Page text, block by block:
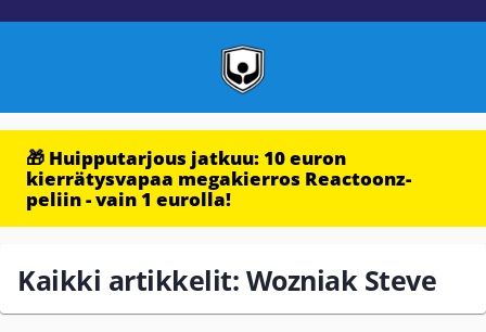
🎁 Huipputarjous jatkuu: 10 euron
kierrätysvapaa megakierros Reactoonz-
peliin - vain 1 eurolla!
Kaikki artikkelit: Wozniak Steve